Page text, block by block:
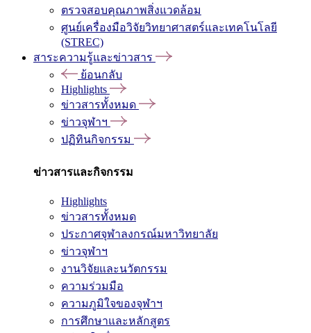
ตรวจสอบคุณภาพสิ่งแวดล้อม
ศูนย์เครื่องมือวิจัยวิทยาศาสตร์และเทคโนโลยี
(STREC)
สาระความรู้และข่าวสาร
ย้อนกลับ
Highlights
ข่าวสารทั้งหมด
ข่าวจุฬาฯ
ปฏิทินกิจกรรม
ข่าวสารและกิจกรรม
Highlights
ข่าวสารทั้งหมด
ประกาศจุฬาลงกรณ์มหาวิทยาลัย
ข่าวจุฬาฯ
งานวิจัยและนวัตกรรม
ความร่วมมือ
ความภูมิใจของจุฬาฯ
การศึกษาและหลักสูตร